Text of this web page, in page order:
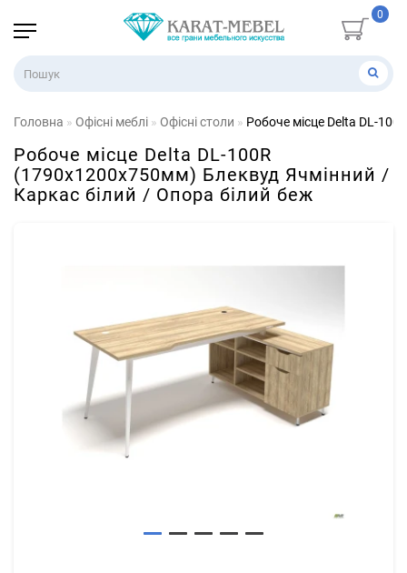
0
Головна Офісні меблі Офісні столи Робоче місце Delta DL-
Робоче місце Delta DL-100R
(1790х1200х750мм) Блеквуд Ячмінний /
Каркас білий / Опора білий беж